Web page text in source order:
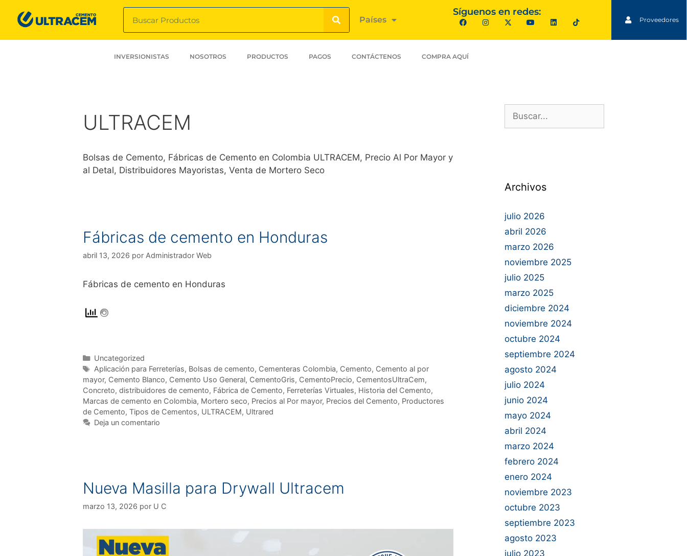
Países
Síguenos en redes:
Proveedores
INVERSIONISTAS NOSOTROS PRODUCTOS PAGOS CONTÁCTENOS COMPRA AQUÍ
ULTRACEM
Bolsas de Cemento, Fábricas de Cemento en Colombia ULTRACEM, Precio Al Por Mayor y
al Detal, Distribuidores Mayoristas, Venta de Mortero Seco
Fábricas de cemento en Honduras
abril 13, 2026 por Administrador Web
Fábricas de cemento en Honduras
Uncategorized
Aplicación para Ferreterías, Bolsas de cemento, Cementeras Colombia, Cemento, Cemento al por
mayor, Cemento Blanco, Cemento Uso General, CementoGris, CementoPrecio, CementosUltraCem,
Concreto, distribuidores de cemento, Fábrica de Cemento, Ferreterías Virtuales, Historia del Cemento,
Marcas de cemento en Colombia, Mortero seco, Precios al Por mayor, Precios del Cemento, Productores
de Cemento, Tipos de Cementos, ULTRACEM, Ultrared
Deja un comentario
Nueva Masilla para Drywall Ultracem
marzo 13, 2026 por U C
Archivos
julio 2026
abril 2026
marzo 2026
noviembre 2025
julio 2025
marzo 2025
diciembre 2024
noviembre 2024
octubre 2024
septiembre 2024
agosto 2024
julio 2024
junio 2024
mayo 2024
abril 2024
marzo 2024
febrero 2024
enero 2024
noviembre 2023
octubre 2023
septiembre 2023
agosto 2023
julio 2023